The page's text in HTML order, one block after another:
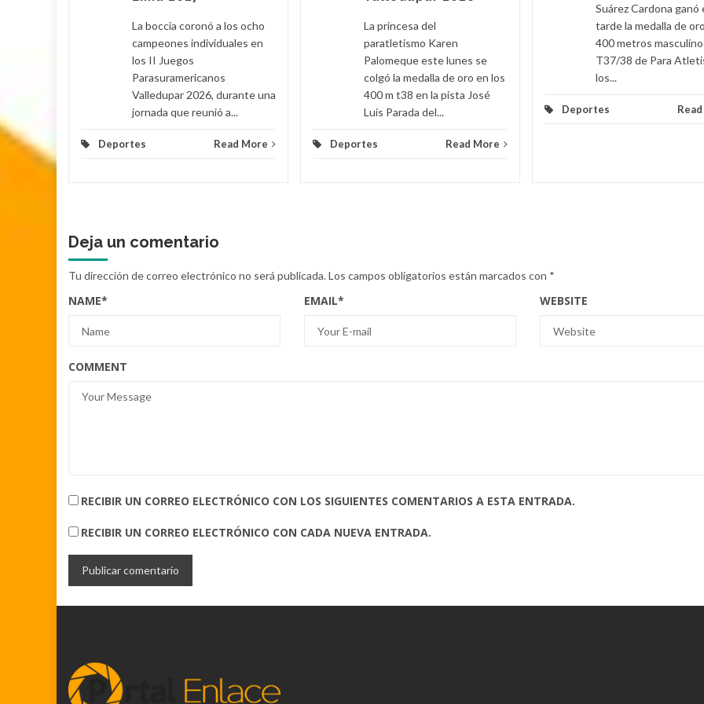
La boccia coronó a los ocho
campeones individuales en
los II Juegos
Parasuramericanos
Valledupar 2026, durante una
jornada que reunió a...
Deportes Read More
La princesa del
paratletismo Karen
Palomeque este lunes se
colgó la medalla de oro en los
400 m t38 en la pista José
Luis Parada del...
Deportes Read More
Suárez Cardona ganó
tarde la medalla de
400 metros masculino
T37/38 de Para
los...
Deportes
Deja un comentario
Tu dirección de correo electrónico no será publicada.Los campos obligatorios están marcados con *
NAME* EMAIL* WEBSITE
COMMENT
RECIBIR UN CORREO ELECTRÓNICO CON LOS SIGUIENTES COMENTARIOS A ESTA ENTRADA.
RECIBIR UN CORREO ELECTRÓNICO CON CADA NUEVA ENTRADA.